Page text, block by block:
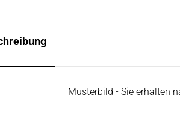
Musterbild - Sie erhalten